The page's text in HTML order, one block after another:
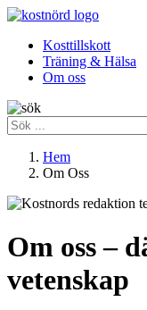
Kosttillskott
Träning & Hälsa
Om oss
Hem
Om Oss
Om oss –
vetenskap